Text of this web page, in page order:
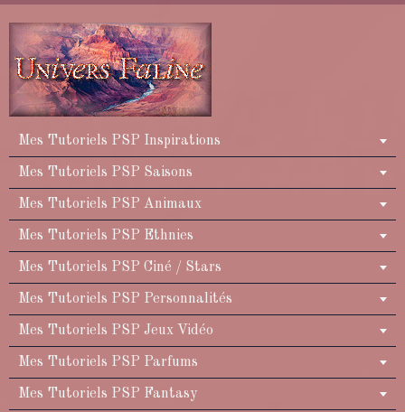
Mes Tutoriels PSP Inspirations
Mes Tutoriels PSP Saisons
Mes Tutoriels PSP Animaux
Mes Tutoriels PSP Ethnies
Mes Tutoriels PSP Ciné / Stars
Mes Tutoriels PSP Personnalités
Mes Tutoriels PSP Jeux Vidéo
Mes Tutoriels PSP Parfums
Mes Tutoriels PSP Fantasy